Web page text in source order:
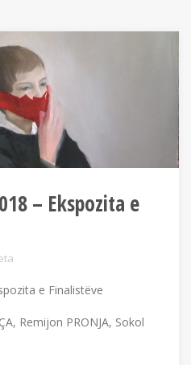
– Ekspozita e
e Finalistëve
Remijon PRONJA, Sokol